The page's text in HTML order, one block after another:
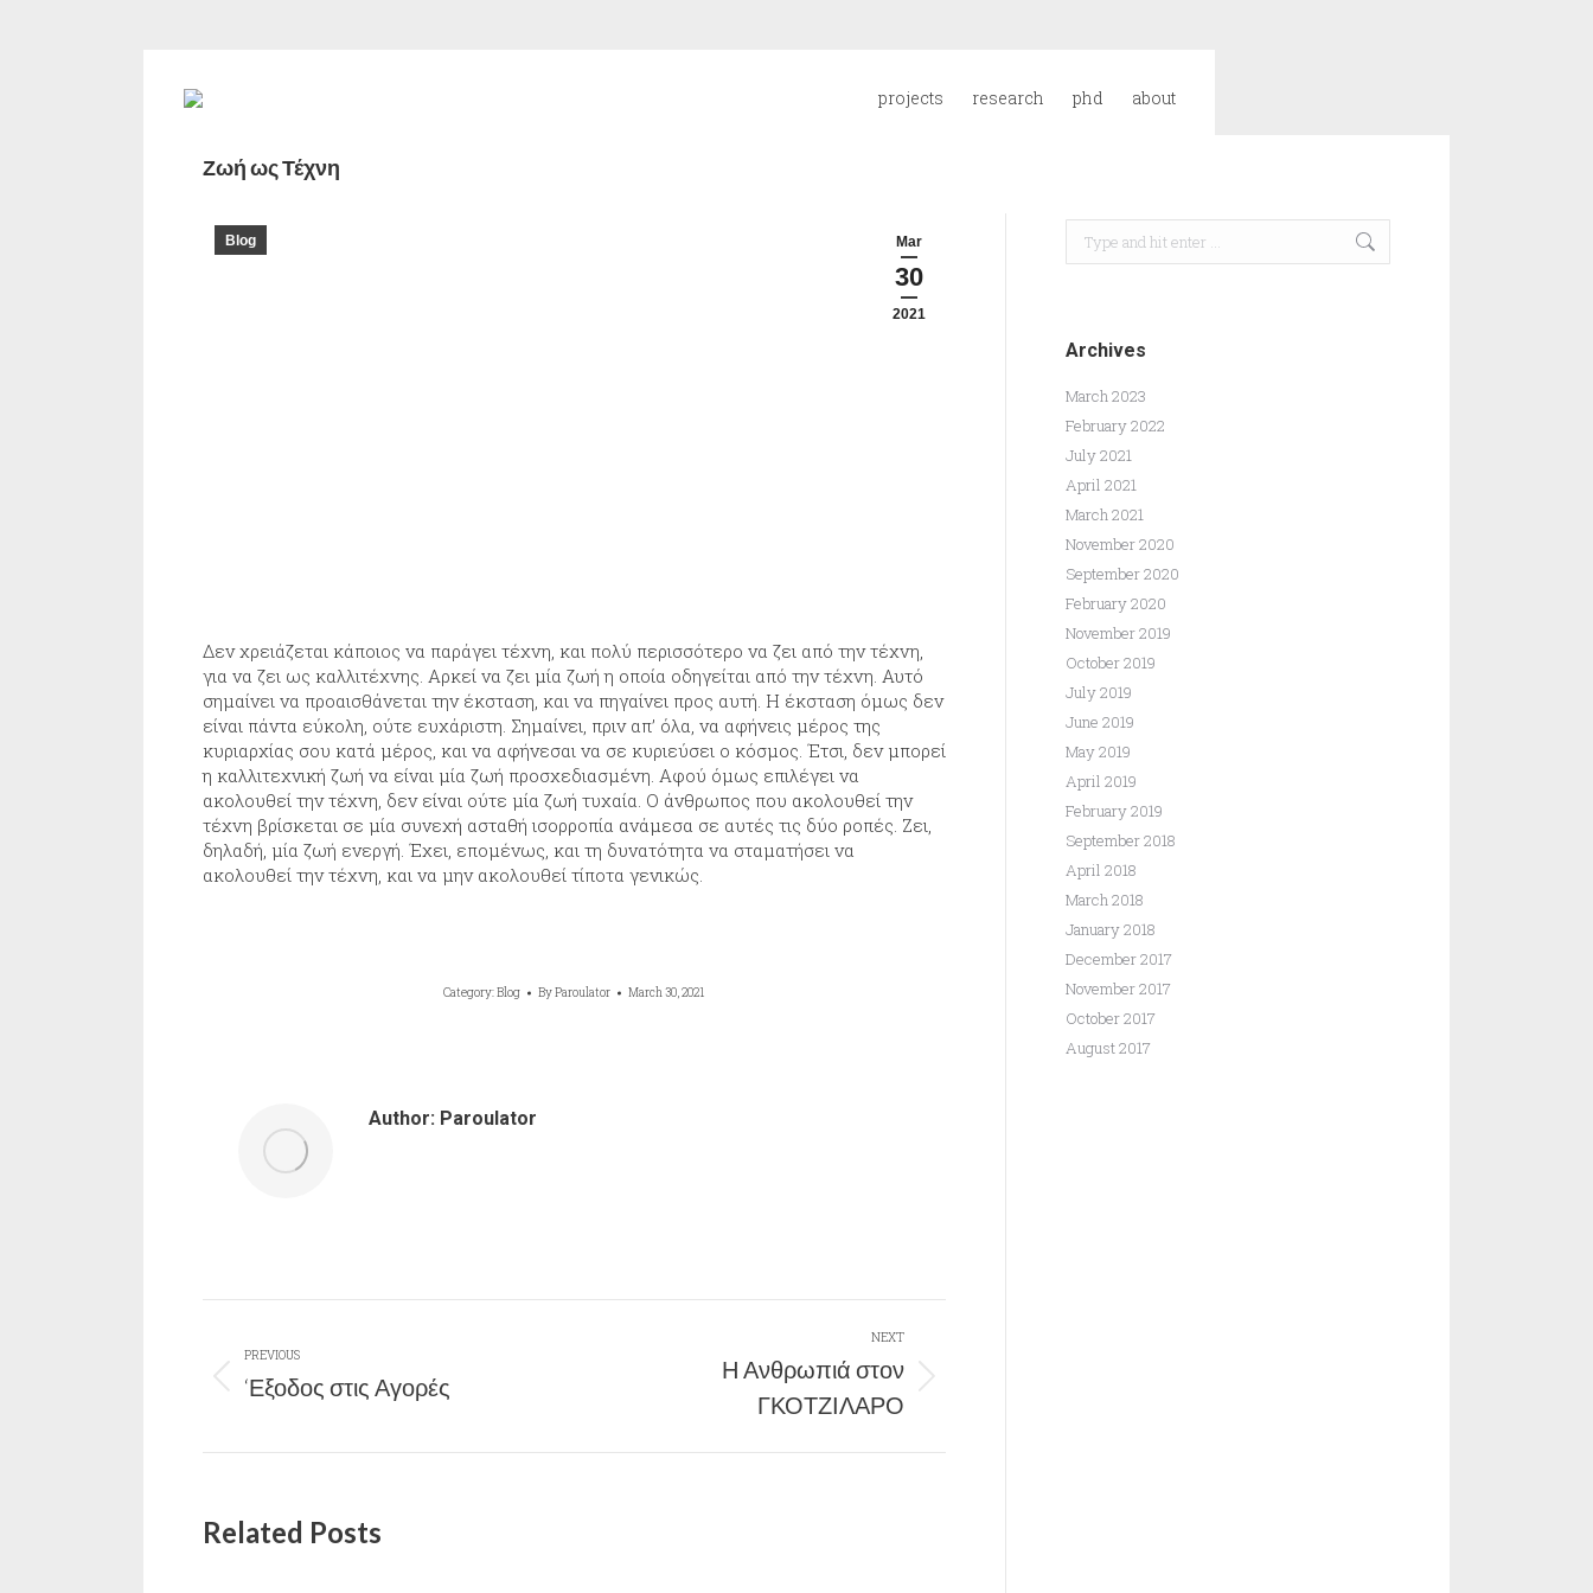
projects research phd about
Ζωή ως Τέχνη
Mar
30
2021
Blog
Δεν χρειάζεται κάποιος να παράγει τέχνη, και πολύ περισσότερο να ζει από την τέχνη,
για να ζει ως καλλιτέχνης. Αρκεί να ζει μία ζωή η οποία οδηγείται από την τέχνη. Αυτό
σημαίνει να προαισθάνεται την έκσταση, και να πηγαίνει προς αυτή. Η έκσταση όμως δεν
είναι πάντα εύκολη, ούτε ευχάριστη. Σημαίνει, πριν απ’ όλα, να αφήνεις μέρος της
κυριαρχίας σου κατά μέρος, και να αφήνεσαι να σε κυριεύσει ο κόσμος. Έτσι, δεν μπορεί
η καλλιτεχνική ζωή να είναι μία ζωή προσχεδιασμένη. Αφού όμως επιλέγει να
ακολουθεί την τέχνη, δεν είναι ούτε μία ζωή τυχαία. Ο άνθρωπος που ακολουθεί την
τέχνη βρίσκεται σε μία συνεχή ασταθή ισορροπία ανάμεσα σε αυτές τις δύο ροπές. Ζει,
δηλαδή, μία ζωή ενεργή. Έχει, επομένως, και τη δυνατότητα να σταματήσει να
ακολουθεί την τέχνη, και να μην ακολουθεί τίποτα γενικώς.
Category:Blog ByParoulator March 30, 2021
Author: Paroulator
navigation
PREVIOUS
Previous
‘Εξοδος στις Αγορές
NEXT
Η Ανθρωπιά στον
ΓΚΟΤΖΙΛΑΡΟ
Related Posts
Search:
Archives
March 2023
February 2022
July 2021
April 2021
March 2021
November 2020
September 2020
February 2020
November 2019
October 2019
July 2019
June 2019
May 2019
April 2019
February 2019
September 2018
April 2018
March 2018
January 2018
December 2017
November 2017
October 2017
August 2017